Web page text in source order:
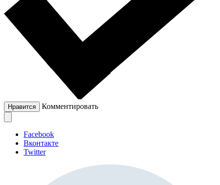
Нравится Комментировать
Facebook
Вконтакте
Twitter